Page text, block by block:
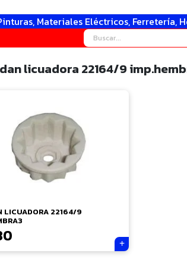
Materiales Eléctricos, Ferretería,
licuadora 22164/9
LICUADORA 22164/9